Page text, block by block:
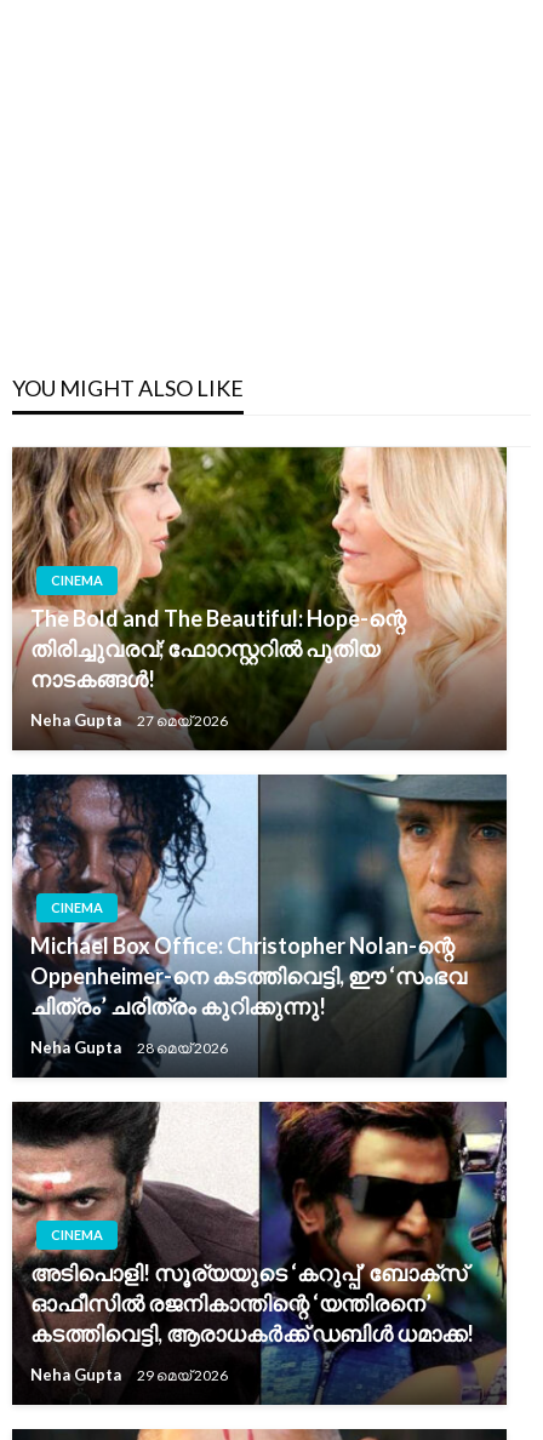
YOU MIGHT ALSO LIKE
CINEMA
The Bold and The Beautiful: Hope-ന്റെ
തിരിച്ചുവരവ്; ഫോറസ്റ്ററിൽ പുതിയ
നാടകങ്ങൾ!
Neha Gupta 27 മെയ്‌ 2026
CINEMA
Michael Box Office: Christopher Nolan-ന്റെ
Oppenheimer-നെ കടത്തിവെട്ടി, ഈ ‘സംഭവ
ചിത്രം’ ചരിത്രം കുറിക്കുന്നു!
Neha Gupta 28 മെയ്‌ 2026
CINEMA
അടിപൊളി! സൂര്യയുടെ ‘കറുപ്പ്’ ബോക്സ്
ഓഫീസിൽ രജനികാന്തിന്റെ ‘യന്തിരനെ’
കടത്തിവെട്ടി, ആരാധകർക്ക് ഡബിൾ ധമാക്ക!
Neha Gupta 29 മെയ്‌ 2026